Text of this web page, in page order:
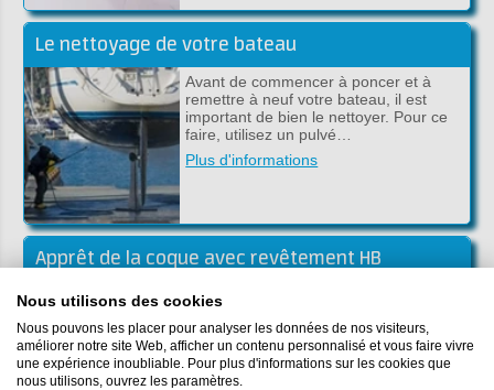
Le nettoyage de votre bateau
Avant de commencer à poncer et à
remettre à neuf votre bateau, il est
important de bien le nettoyer. Pour ce
faire, utilisez un pulvé…
Plus d'informations
Apprêt de la coque avec revêtement HB
Assurez-vous de dégraisser et de
ponçage et autre action. Puis appliquer
l’appr…
Plus d'informations
Nous utilisons des cookies
Nous pouvons les placer pour analyser les données de nos visiteurs,
améliorer notre site Web, afficher un contenu personnalisé et vous faire vivre
une expérience inoubliable. Pour plus d'informations sur les cookies que
nous utilisons, ouvrez les paramètres.